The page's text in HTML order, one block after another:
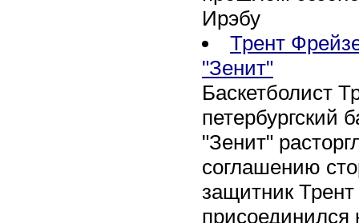
Ирэбу
Трент
"Зенит"
Баскетболист
петербургский
"Зенит"
соглашению
защитник
присоединился